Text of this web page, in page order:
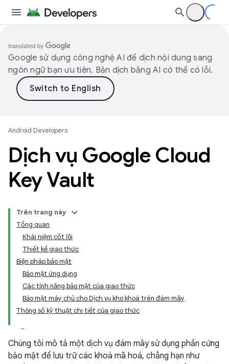
Google sử dụng công nghệ AI để dịch nội dung sang
ngôn ngữ bạn ưu tiên. Bản dịch bằng AI có thể có lỗi.
Android Developers
Dịch vụ Google Cloud
Key Vault
Trên trang này
Tổng quan
Khái niệm cốt lõi
Thiết kế giao thức
Biện pháp bảo mật
Bảo mật ứng dụng
Các tính năng bảo mật của giao thức
Bảo mật máy chủ cho Dịch vụ kho khoá trên đám mây
Thông số kỹ thuật chi tiết của giao thức
Chúng tôi mô tả một dịch vụ đám mây sử dụng phần cứng
bảo mật để lưu trữ các khoá mã hoá, chẳng hạn như